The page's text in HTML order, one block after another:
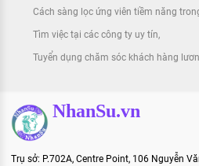
Cách sàng lọc ứng viên tiềm năng
Tìm việc tại các công ty uy tín
Tuyển dụng chăm sóc khách hàng
NhanSu.vn
Trụ sở: P.702A, Centre Point, 106 Nguyễn